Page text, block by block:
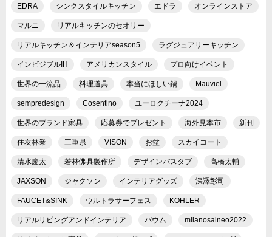
EDRA シンクスタイルキッチン エドラ オンラインストア
マルニ リアルキッチンのセオリー
リアルキッチン＆インテリアseason5 ラグジュアリーキッチン
インビジブルIH アメリカンスタイル プロ向けイベント
世界の一流品 料理道具 本当にほしい鍋 Mauviel
sempredesign Cosentino ユーロクチーナ2024
世界のブランド家具 応募券でプレゼント 海外見本市 新刊
住友林業 三重県 VISON お盆 スカイコート
清水慶太 若林佛具製作所 デザインバスタブ 髙橋太輔
JAXSON ジャクソン インテリアグッズ 深澤彰司
FAUCET&SINK ウルトラサーフェス KOHLER
リアルリビングアンドインテリア バウム milanosalneo2022